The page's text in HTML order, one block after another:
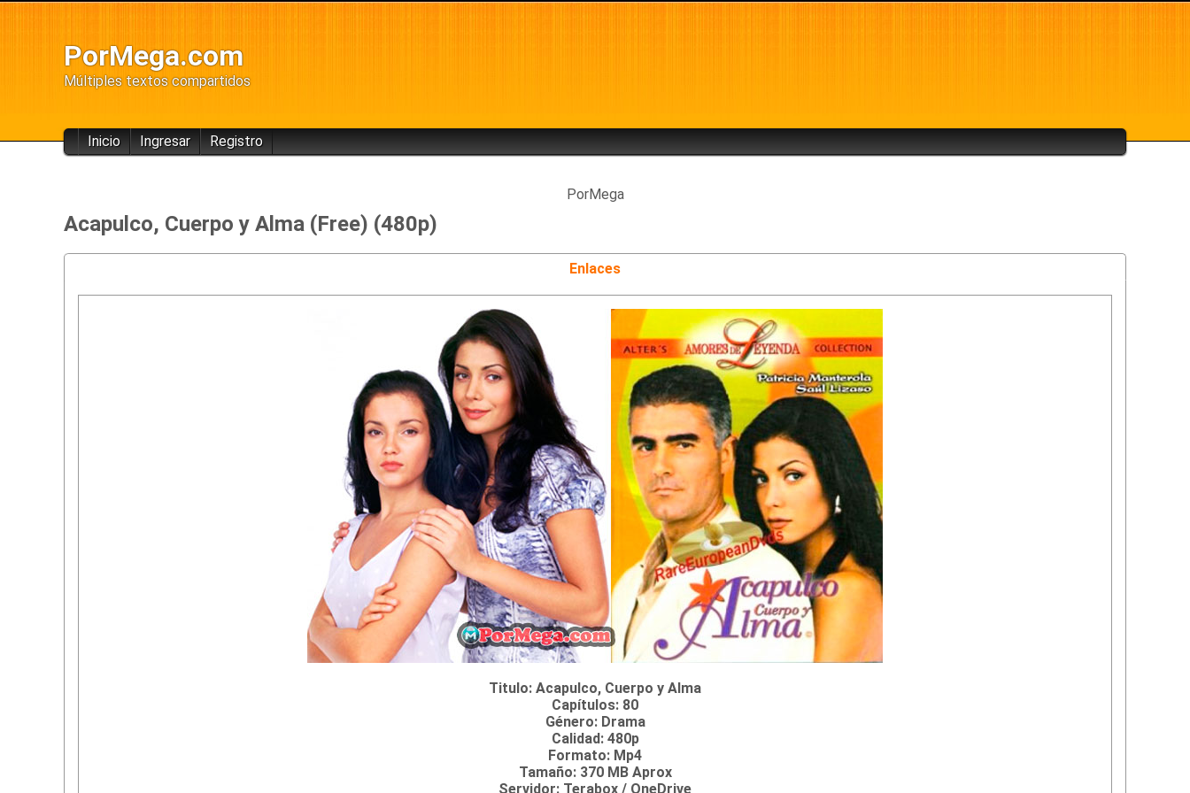
PorMega.com
Múltiples textos compartidos
Inicio Ingresar Registro
PorMega
Acapulco, Cuerpo y Alma (Free) (480p)
Enlaces
Titulo: Acapulco, Cuerpo y Alma
Capítulos: 80
Género: Drama
Calidad: 480p
Formato: Mp4
Tamaño: 370 MB Aprox
Servidor: Terabox / OneDrive